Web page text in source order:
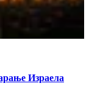
Израела